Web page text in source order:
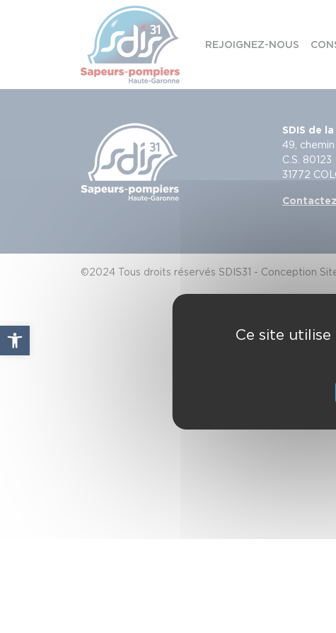
Ouvrir la barre d’outils
REJOIGNEZ-NOUS
SDIS de
49,
C.S. 80123
31772
©2024 Tous droits réservés SDIS31 - Conception
Panneau de gestion des cookies
Ce site